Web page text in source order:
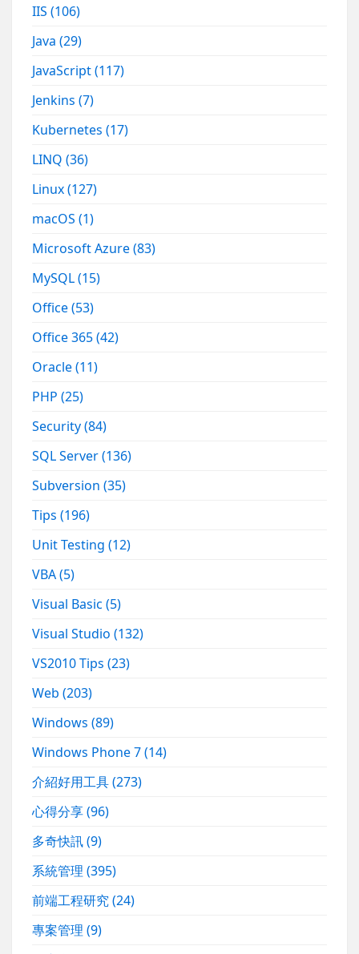
IIS(106)
Java(29)
JavaScript(117)
Jenkins(7)
Kubernetes(17)
LINQ(36)
Linux(127)
macOS(1)
Microsoft Azure(83)
MySQL(15)
Office(53)
Office 365(42)
Oracle(11)
PHP(25)
Security(84)
SQL Server(136)
Subversion(35)
Tips(196)
Unit Testing(12)
VBA(5)
Visual Basic(5)
Visual Studio(132)
VS2010 Tips(23)
Web(203)
Windows(89)
Windows Phone 7(14)
介紹好用工具(273)
心得分享(96)
多奇快訊(9)
系統管理(395)
前端工程研究(24)
專案管理(9)